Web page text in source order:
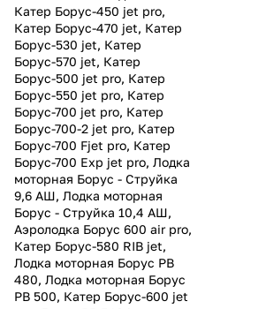
Катер Борус-450 jet pro,
Катер Борус-470 jet, Катер
Борус-530 jet, Катер
Борус-570 jet, Катер
Борус-500 jet pro, Катер
Борус-550 jet pro, Катер
Борус-700 jet pro, Катер
Борус-700-2 jet pro, Катер
Борус-700 Fjet pro, Катер
Борус-700 Exp jet pro, Лодка
моторная Борус - Струйка
9,6 АШ, Лодка моторная
Борус - Струйка 10,4 АШ,
Аэролодка Борус 600 air pro,
Катер Борус-580 RIB jet,
Лодка моторная Борус РВ
480, Лодка моторная Борус
РВ 500, Катер Борус-600 jet